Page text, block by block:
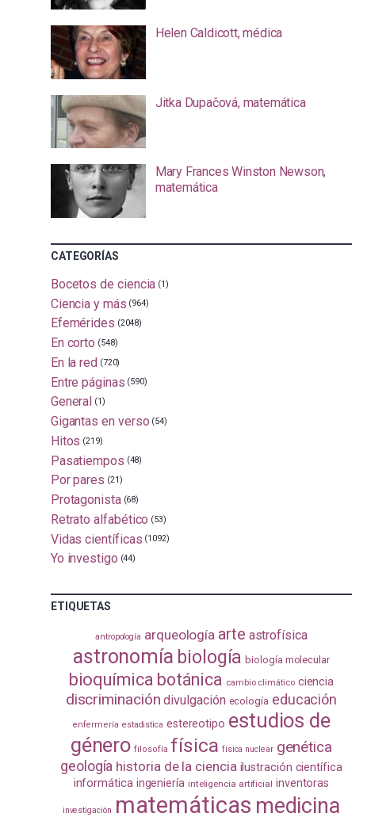
Helen Caldicott, médica
Jitka Dupačová, matemática
Mary Frances Winston Newson,
matemática
CATEGORÍAS
Bocetos de ciencia (1)
Ciencia y más (964)
Efemérides (2048)
En corto (548)
En la red (720)
Entre páginas (590)
General (1)
Gigantas en verso (54)
Hitos (219)
Pasatiempos (48)
Por pares (21)
Protagonista (68)
Retrato alfabético (53)
Vidas científicas (1092)
Yo investigo (44)
ETIQUETAS
antropología arqueología arte astrofísica
astronomía biología biología molecular
bioquímica botánica cambio climático ciencia
discriminación divulgación ecología educación
enfermería estadistica estereotipo estudios de
género filosofía física física nuclear genética
geología historia de la ciencia ilustración científica
informática ingeniería inteligencia artificial inventoras
investigación matemáticas medicina